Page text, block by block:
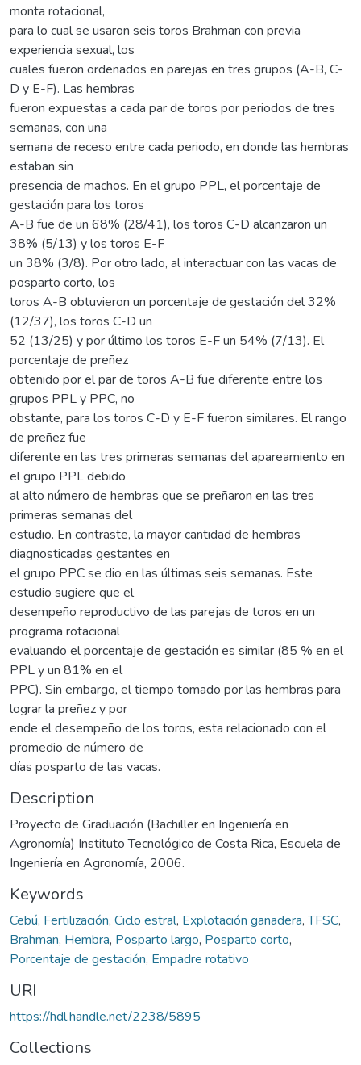
monta rotacional,
para lo cual se usaron seis toros Brahman con previa
experiencia sexual, los
cuales fueron ordenados en parejas en tres grupos (A-B, C-
D y E-F). Las hembras
fueron expuestas a cada par de toros por periodos de tres
semanas, con una
semana de receso entre cada periodo, en donde las hembras
estaban sin
presencia de machos. En el grupo PPL, el porcentaje de
gestación para los toros
A-B fue de un 68% (28/41), los toros C-D alcanzaron un
38% (5/13) y los toros E-F
un 38% (3/8). Por otro lado, al interactuar con las vacas de
posparto corto, los
toros A-B obtuvieron un porcentaje de gestación del 32%
(12/37), los toros C-D un
52 (13/25) y por último los toros E-F un 54% (7/13). El
porcentaje de preñez
obtenido por el par de toros A-B fue diferente entre los
grupos PPL y PPC, no
obstante, para los toros C-D y E-F fueron similares. El rango
de preñez fue
diferente en las tres primeras semanas del apareamiento en
el grupo PPL debido
al alto número de hembras que se preñaron en las tres
primeras semanas del
estudio. En contraste, la mayor cantidad de hembras
diagnosticadas gestantes en
el grupo PPC se dio en las últimas seis semanas. Este
estudio sugiere que el
desempeño reproductivo de las parejas de toros en un
programa rotacional
evaluando el porcentaje de gestación es similar (85 % en el
PPL y un 81% en el
PPC). Sin embargo, el tiempo tomado por las hembras para
lograr la preñez y por
ende el desempeño de los toros, esta relacionado con el
promedio de número de
días posparto de las vacas.
Description
Proyecto de Graduación (Bachiller en Ingeniería en
Agronomía) Instituto Tecnológico de Costa Rica, Escuela de
Ingeniería en Agronomía, 2006.
Keywords
Cebú, Fertilización, Ciclo estral, Explotación ganadera,TFSC,
Brahman, Hembra, Posparto largo, Posparto corto,
Porcentaje de gestación, Empadre rotativo
URI
https://hdl.handle.net/2238/5895
Collections